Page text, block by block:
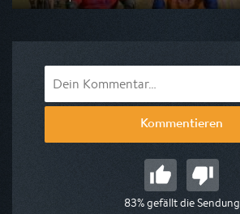
Ausgestrahlt von ZDF neo
Kommentieren
83% gefällt die Sendung